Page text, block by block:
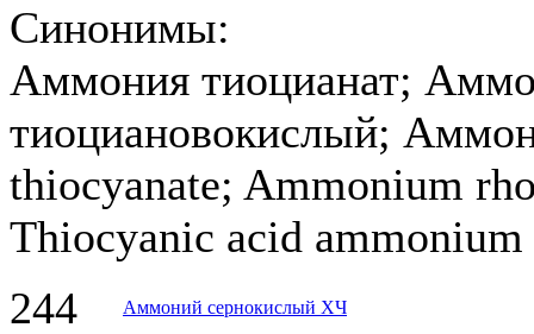
Синонимы:
Аммония тиоцианат;
тиоциановокислый;
thiocyanate; Ammonium
Thiocyanic acid ammonium
244
Аммоний сернокислый ХЧ